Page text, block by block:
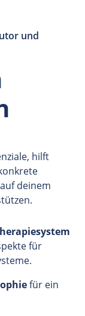
und
hilft
deinem
für
für ein